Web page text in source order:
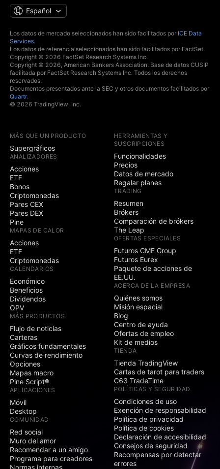
Español
Los datos de mercado seleccionados han sido facilitados por ICE Data
Services.
Los datos de referencia seleccionados han sido facilitados por FactSet.
Copyright © 2026 FactSet Research Systems Inc.
Copyright © 2026, American Bankers Association. Base de datos CUSIP
facilitada por FactSet Research Systems Inc. Todos los derechos
reservados.
Documentos presentados ante la SEC y otros documentos facilitados por
Quartr.
© 2026 TradingView, Inc.
MÁS QUE UN PRODUCTO
Supergráficos
ANALIZADORES
Acciones
ETF
Bonos
Criptomonedas
Pares CEX
Pares DEX
Pine
MAPAS DE CALOR
Acciones
ETF
Criptomonedas
CALENDARIOS
Económico
Beneficios
Dividendos
OPV
MÁS PRODUCTOS
Flujo de noticias
Carteras
Gráficos fundamentales
Curvas de rendimiento
Opciones
Mapas macro
Pine Script®
APLICACIONES
Móvil
Desktop
COMUNIDAD
Red social
Muro del amor
Recomendar a un amigo
Programa para creadores
HERRAMIENTAS Y
SUSCRIPCIONES
Funcionalidades
Precios
Datos de mercado
Regalar planes
TRADING
Resumen
Brókers
Comparación de brókers
The Leap
OFERTAS ESPECIALES
Futuros CME Group
Futuros Eurex
Paquete de acciones de
EE.UU.
ACERCA DE LA EMPRESA
Quiénes somos
Misión espacial
Blog
Centro de ayuda
Ofertas de empleo
Kit de medios
TIENDA
Tienda TradingView
Cartas de tarot para traders
C63 TradeTime
POLÍTICAS Y SEGURIDAD
Condiciones de uso
Exención de responsabilidad
Política de privacidad
Política de cookies
Declaración de accesibilidad
Consejos de seguridad
Recompensas por detectar
errores